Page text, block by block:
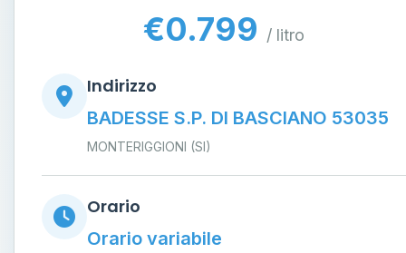
€0.799 / litro
Indirizzo
BADESSE S.P. DI BASCIANO 53035
MONTERIGGIONI (SI)
Orario
Orario variabile